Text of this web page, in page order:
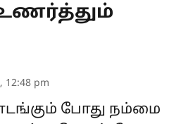
12:48 pm
போது நம்மை